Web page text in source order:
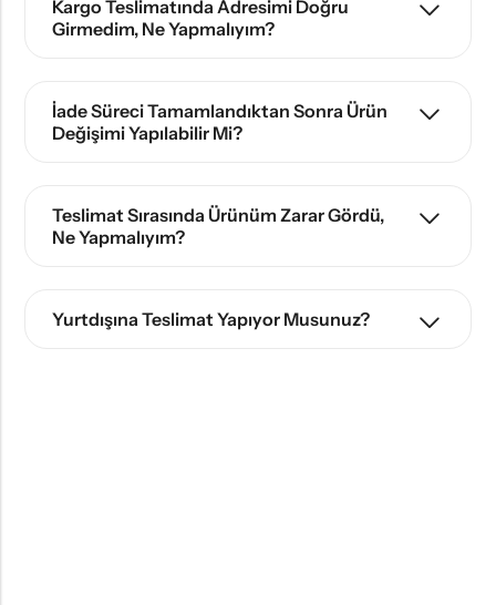
Kargo Teslimatında Adresimi Doğru
Girmedim, Ne Yapmalıyım?
İade Süreci Tamamlandıktan Sonra Ürün
Değişimi Yapılabilir Mi?
Teslimat Sırasında Ürünüm Zarar Gördü,
Ne Yapmalıyım?
Yurtdışına Teslimat Yapıyor Musunuz?